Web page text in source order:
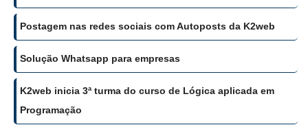
Postagem nas redes sociais com Autoposts da K2web
Solução Whatsapp para empresas
K2web inicia 3ª turma do curso de Lógica aplicada em
Programação